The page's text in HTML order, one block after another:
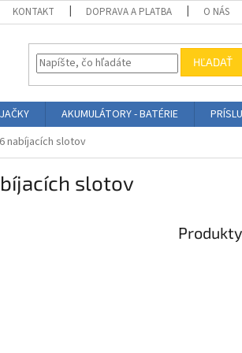
KONTAKT DOPRAVA A PLATBA O NÁS
HĽADAŤ
AKUMULÁTORY - BATÉRIE
6 nabíjacích slotov
slotov